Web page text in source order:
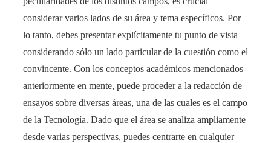
considerar varios lados de su área y tema específicos. Por
lo tanto, debes presentar explícitamente tu punto de vista
considerando sólo un lado particular de la cuestión como el
convincente. Con los conceptos académicos mencionados
anteriormente en mente, puede proceder a la redacción de
ensayos sobre diversas áreas, una de las cuales es el campo
de la Tecnología. Dado que el área se analiza ampliamente
desde varias perspectivas, puedes centrarte en cualquier